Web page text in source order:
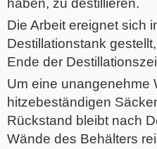
haben, zu destillieren.
Die Arbeit ereignet sich
Destillationstank
Ende der
Um eine unangenehme
hitzebeständigen
Rückstand bleibt nach
Wände des Behälters